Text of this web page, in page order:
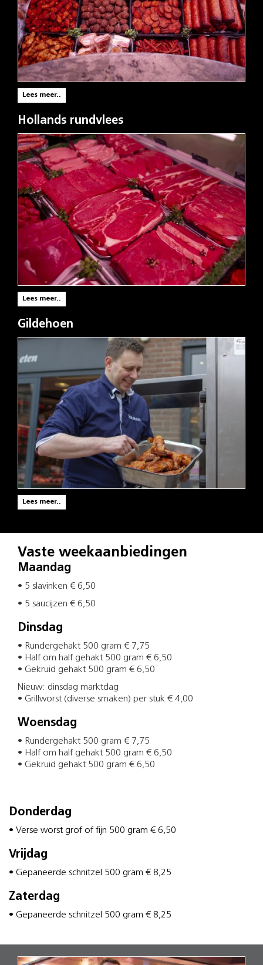
Lees meer..
Hollands rundvlees
Lees meer..
Gildehoen
Lees meer..
Vaste weekaanbiedingen
Maandag
• 5 slavinken € 6,50
• 5 saucijzen € 6,50
Dinsdag
• Rundergehakt 500 gram € 7,75
• Half om half gehakt 500 gram € 6,50
• Gekruid gehakt 500 gram € 6,50
Nieuw: dinsdag marktdag
• Grillworst (diverse smaken) per stuk € 4,00
Woensdag
• Rundergehakt 500 gram € 7,75
• Half om half gehakt 500 gram € 6,50
• Gekruid gehakt 500 gram € 6,50
Donderdag
• Verse worst grof of fijn 500 gram € 6,50
Vrijdag
• Gepaneerde schnitzel 500 gram € 8,25
Zaterdag
• Gepaneerde schnitzel 500 gram € 8,25